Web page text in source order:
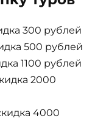
300 рублей
500 рублей
1100 рублей
2000
4000